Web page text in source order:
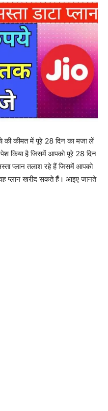
की कीमत में पूरे 28 दिन का मजा लें
किया है जिसमें आपको पूरे 28 दिन
प्लान तलाश रहे हैं जिसमें आपको
प्लान खरीद सकते हैं। आइए जानते